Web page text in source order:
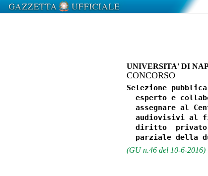
UNIVERSITA' DI
CONCORSO
Selezione
esperto e
assegnare al
audiovisivi al
diritto
(GU n.46 del 10-6-2016)